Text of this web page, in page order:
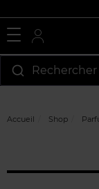
Accueil Shop